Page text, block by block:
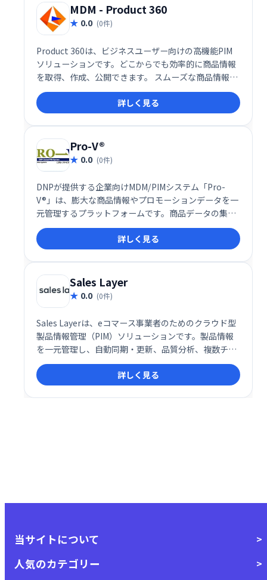
MDM - Product 360
0.0 (0件)
Product 360は、ビジネスユーザー向けの高機能PIM
ソリューションです。どこからでも効率的に商品情報
を取得、作成、公開できます。 スムーズな商品情報管
理を実現し、ビジネスの生産性向上を支援します。
詳しく見る
Pro-V®
0.0 (0件)
DNPが提供する企業向けMDM/PIMシステム「Pro-
V®」は、膨大な商品情報やプロモーションデータを一
元管理するプラットフォームです。商品データの集約
と各種媒体への迅速な配信により、マーケティング活
動を効率化し、企業の成長を支援します。高度な情報
管理機能で、迅速かつ正確な情報提供を実現。マーケ
ティング戦略の最適化、業務効率向上、そして売上拡
大に貢献します。
詳しく見る
Sales Layer
0.0 (0件)
Sales Layerは、eコマース事業者のためのクラウド型
製品情報管理（PIM）ソリューションです。製品情報
を一元管理し、自動同期・更新、品質分析、複数チャ
ネルへの自動公開を実現します。製品カタログの整
理・分析・公開を効率化し、高品質なコンテンツ配信
をサポートします。
詳しく見る
当サイトについて
人気のカテゴリー